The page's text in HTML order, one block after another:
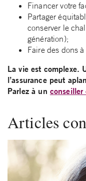
Financer votre
Partager
conserver le
génération);
Faire des dons
La vie est complexe.
l’assurance peut
Parlez à un conseiller
Articles